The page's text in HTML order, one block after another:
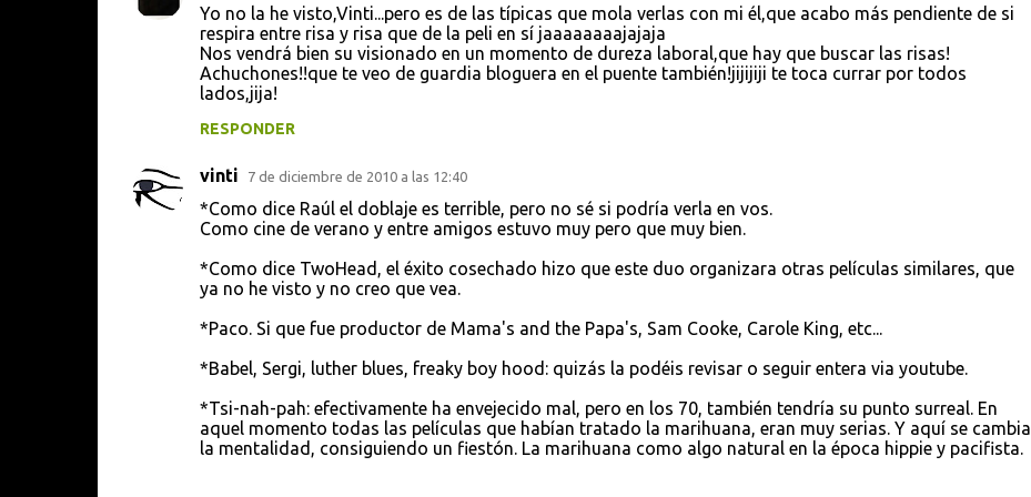
Yo no la he visto,Vinti...pero es de las típicas que mola verlas con mi él,que acabo más pendiente de si
respira entre risa y risa que de la peli en sí jaaaaaaaajajaja
Nos vendrá bien su visionado en un momento de dureza laboral,que hay que buscar las risas!
Achuchones!!que te veo de guardia bloguera en el puente también!jijijiji te toca currar por todos
lados,jija!
RESPONDER
vinti 7 de diciembre de 2010 a las 12:40
*Como dice Raúl el doblaje es terrible, pero no sé si podría verla en vos.
Como cine de verano y entre amigos estuvo muy pero que muy bien.
*Como dice TwoHead, el éxito cosechado hizo que este duo organizara otras películas similares, que
ya no he visto y no creo que vea.
*Paco. Si que fue productor de Mama's and the Papa's, Sam Cooke, Carole King, etc...
*Babel, Sergi, luther blues, freaky boy hood: quizás la podéis revisar o seguir entera via youtube.
*Tsi-nah-pah: efectivamente ha envejecido mal, pero en los 70, también tendría su punto surreal. En
aquel momento todas las películas que habían tratado la marihuana, eran muy serias. Y aquí se cambia
la mentalidad, consiguiendo un fiestón. La marihuana como algo natural en la época hippie y pacifista.